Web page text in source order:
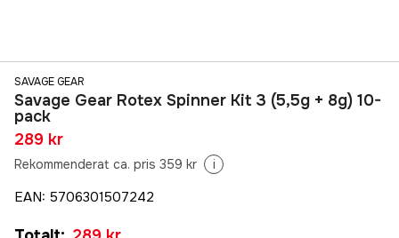
SAVAGE GEAR
Savage Gear Rotex Spinner Kit 3 (5,5g + 8g) 10-
pack
289 kr
Rekommenderat ca. pris 359 kr i
EAN: 5706301507242